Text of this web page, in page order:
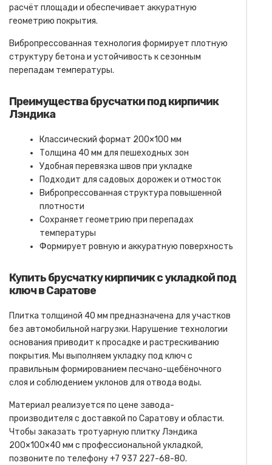
расчёт площади и обеспечивает аккуратную
геометрию покрытия.
Вибропрессованная технология формирует плотную
структуру бетона и устойчивость к сезонным
перепадам температуры.
Преимущества брусчатки под кирпичик
Лэндика
Классический формат 200×100 мм
Толщина 40 мм для пешеходных зон
Удобная перевязка швов при укладке
Подходит для садовых дорожек и отмосток
Вибропрессованная структура повышенной
плотности
Сохраняет геометрию при перепадах
температуры
Формирует ровную и аккуратную поверхность
Купить брусчатку кирпичик с укладкой под
ключ в Саратове
Плитка толщиной 40 мм предназначена для участков
без автомобильной нагрузки. Нарушение технологии
основания приводит к просадке и растрескиванию
покрытия. Мы выполняем укладку под ключ с
правильным формированием песчано-щебёночного
слоя и соблюдением уклонов для отвода воды.
Материал реализуется по цене завода-
производителя с доставкой по Саратову и области.
Чтобы заказать тротуарную плитку Лэндика
200×100×40 мм с профессиональной укладкой,
позвоните по телефону +7 937 227-68-80.